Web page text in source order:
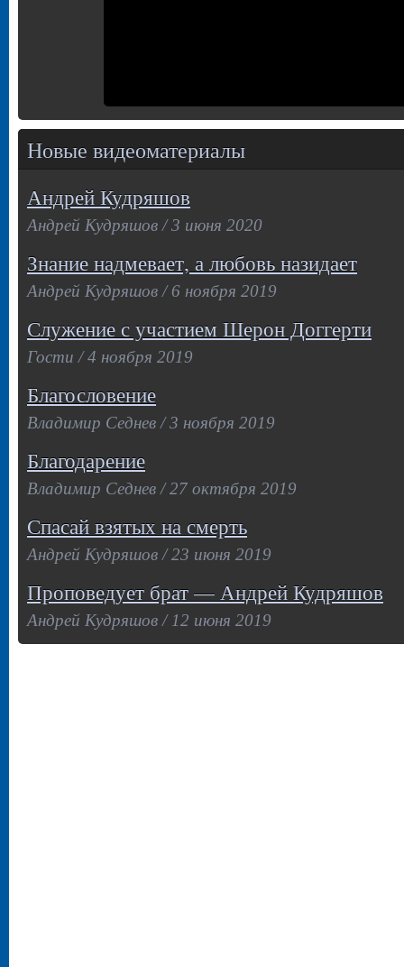
Новые видеоматериалы
Андрей Кудряшов
Андрей Кудряшов / 3 июня 2020
Знание надмевает, а любовь назидает
Андрей Кудряшов / 6 ноября 2019
Служение с участием Шерон Доггерти
Гости / 4 ноября 2019
Благословение
Владимир Седнев / 3 ноября 2019
Благодарение
Владимир Седнев / 27 октября 2019
Спасай взятых на смерть
Андрей Кудряшов / 23 июня 2019
Проповедует брат — Андрей Кудряшов
Андрей Кудряшов / 12 июня 2019